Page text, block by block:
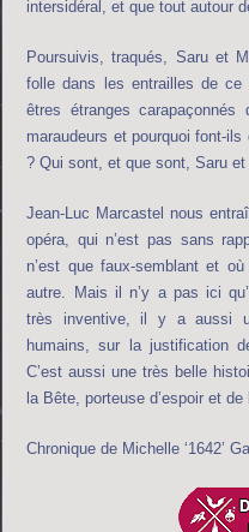
intersidéral, et que tout autour
Poursuivis, traqués, Saru et
folle dans les entrailles de ce
êtres étranges
maraudeurs et pourquoi font-
? Qui sont, et que sont, Saru
Jean-Luc Marcastel nous
opéra, qui n’est pas sans
n’est que faux-semblant et
autre. Mais il n’y a pas ici
très inventive, il y a aussi
humains, sur la justification
C’est aussi une très belle
la Bête, porteuse d’espoir et de
Chronique de Michelle ‘1642’